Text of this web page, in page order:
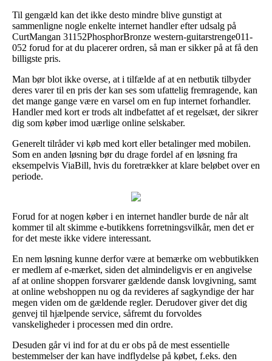
Til gengæld kan det ikke desto mindre blive gunstigt at
sammenligne nogle enkelte internet handler efter udsalg på
CurtMangan 31152PhosphorBronze western-guitarstrenge011-
052 forud for at du placerer ordren, så man er sikker på at få den
billigste pris.
Man bør blot ikke overse, at i tilfælde af at en netbutik tilbyder
deres varer til en pris der kan ses som ufattelig fremragende, kan
det mange gange være en varsel om en fup internet forhandler.
Handler med kort er trods alt indbefattet af et regelsæt, der sikrer
dig som køber imod uærlige online selskaber.
Generelt tilråder vi køb med kort eller betalinger med mobilen.
Som en anden løsning bør du drage fordel af en løsning fra
eksempelvis ViaBill, hvis du foretrækker at klare beløbet over en
periode.
Forud for at nogen køber i en internet handler burde de når alt
kommer til alt skimme e-butikkens forretningsvilkår, men det er
for det meste ikke videre interessant.
En nem løsning kunne derfor være at bemærke om webbutikken
er medlem af e-mærket, siden det almindeligvis er en angivelse
af at online shoppen forsvarer gældende dansk lovgivning, samt
at online webshoppen nu og da revideres af sagkyndige der har
megen viden om de gældende regler. Derudover giver det dig
genvej til hjælpende service, såfremt du forvoldes
vanskeligheder i processen med din ordre.
Desuden går vi ind for at du er obs på de mest essentielle
bestemmelser der kan have indflydelse på købet, f.eks. den